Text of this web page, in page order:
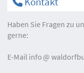
Haben Sie Fragen zu
gerne:
E-Mail info